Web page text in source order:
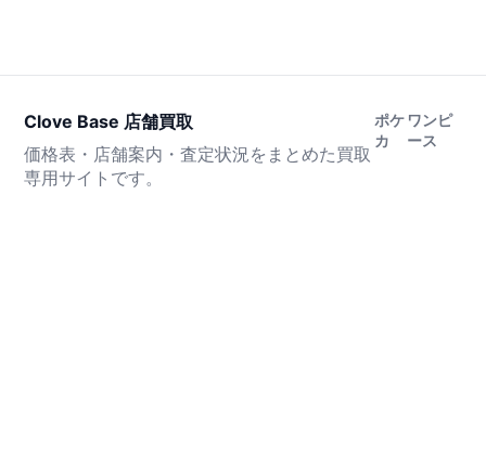
Clove Base 店舗買取
価格表・店舗案内・査定状況をまとめた買取
専用サイトです。
ポケ
カ
ワンピ
ース